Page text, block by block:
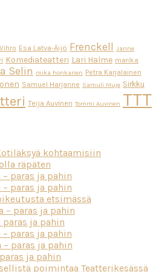
Esa Latva-Äijö Frenckell
Janne
Komediateatteri Lari Halme marika
Selin mika honkanen Petra Karjalainen
Samuel Harjanne Samuli Muje Sirkku
Teija Auvinen Tommi Auvinen TTT
kohtaamisiin
räpäten
– paras ja pahin
– paras ja pahin
etsimässä
– paras ja pahin
paras ja pahin
– paras ja pahin
– paras ja pahin
ja pahin
poimintaa Teatterikesässä